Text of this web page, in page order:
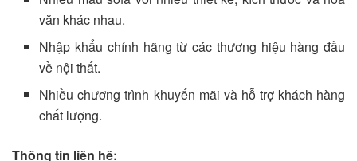
văn khác nhau.
Nhập khẩu chính hãng từ các thương hiệu hàng đầu
về nội thất.
Nhiều chương trình khuyến mãi và hỗ trợ khách hàng
chất lượng.
Thông tin liên hệ: